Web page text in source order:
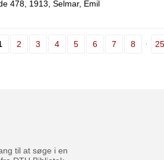
478, 1913, Selmar, Emil
2 3 4 5 6 7 8 25
til at søge i en